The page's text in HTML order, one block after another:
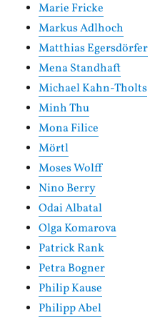
Marie Fricke
Markus Adlhoch
Matthias Egersdörfer
Mena Standhaft
Michael Kahn-Tholts
Minh Thu
Mona Filice
Mörtl
Moses Wolff
Nino Berry
Odai Albatal
Olga Komarova
Patrick Rank
Petra Bogner
Philip Kause
Philipp Abel